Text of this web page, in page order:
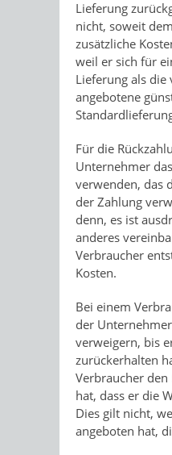
Lieferung
nicht, soweit
zusätzliche
weil er sich für
Lieferung als
angebotene
Für die
Unternehmer
verwenden, das
der Zahlung
denn, es ist
anderes
Verbraucher
Kosten.
Bei einem
der
verweigern, bis
zurückerhalten
Verbraucher
hat, dass er die
Dies gilt nicht,
angeboten hat,